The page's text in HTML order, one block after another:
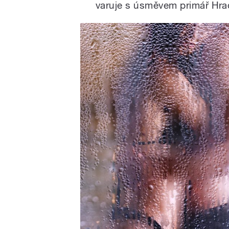
varuje s úsměvem primář